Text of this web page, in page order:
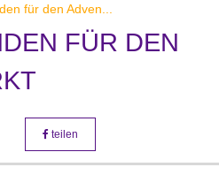
für den Adven...
FÜR DEN
teilen